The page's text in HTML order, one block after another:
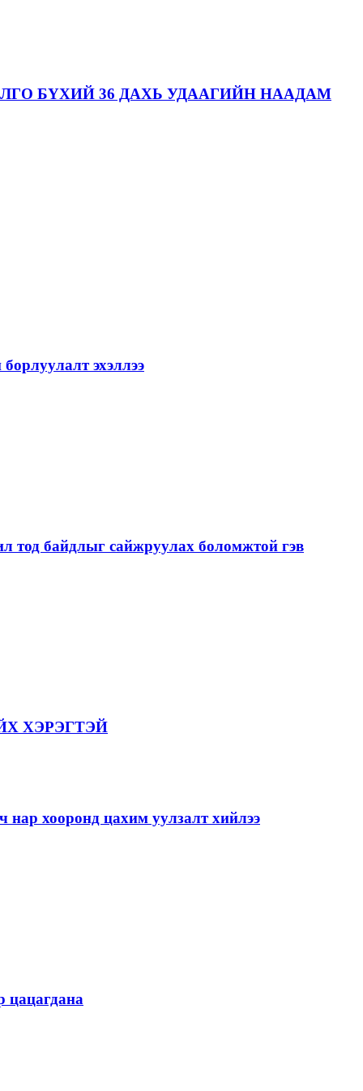
БҮХИЙ 36 ДАХЬ УДААГИЙН НААДАМ
эхэллээ
тод байдлыг сайжруулах боломжтой гэв
ХЭРЭГТЭЙ
хооронд цахим уулзалт хийлээ